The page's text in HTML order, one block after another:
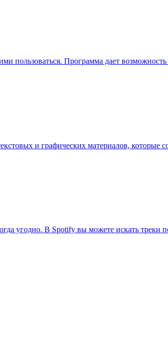
пользоваться. Программа дает
и графических материалов, которые
угодно. В Spotify вы можете искать треки